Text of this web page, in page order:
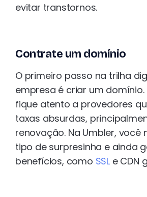
evitar transtornos.
Contrate um domínio
O primeiro passo na trilha
empresa é criar um domínio.
fique atento a provedores
taxas absurdas,
renovação. Na Umbler, você
tipo de surpresinha e ainda
benefícios, como SSL e CDN